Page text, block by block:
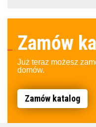
Zamów
Już teraz możesz
domów.
Zamów katalog